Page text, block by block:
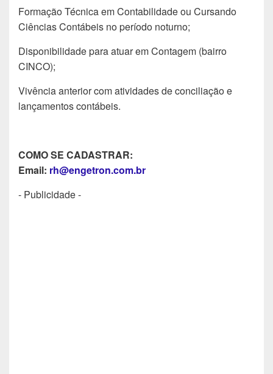
Formação Técnica em Contabilidade ou Cursando
Ciências Contábeis no período noturno;
Disponibilidade para atuar em Contagem (bairro
CINCO);
Vivência anterior com atividades de conciliação e
lançamentos contábeis.
COMO SE CADASTRAR:
Email: rh@engetron.com.br
- Publicidade -